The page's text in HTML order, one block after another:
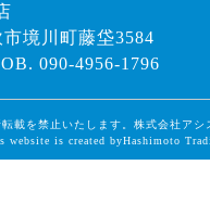
境川町藤垈3584
090-4956-1796
載を禁止いたします。株式会社アシ
is created byHashimoto